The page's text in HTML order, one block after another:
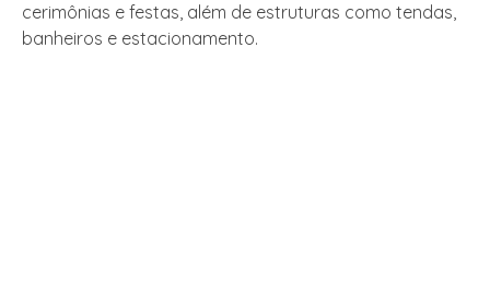
cerimônias e festas, além de estruturas como tendas,
banheiros e estacionamento.